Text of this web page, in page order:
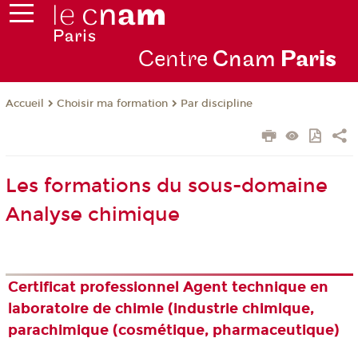
Centre Cnam Paris
Accueil Choisir ma formation Par discipline
Les formations du sous-domaine
Analyse chimique
Certificat professionnel Agent technique en
laboratoire de chimie (industrie chimique,
parachimique (cosmétique, pharmaceutique)